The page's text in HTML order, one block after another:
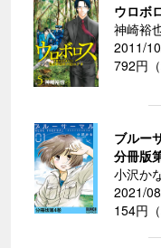
ウロボ
神崎裕
2011/
792円（
ブルー
分冊版
小沢か
2021/
154円（